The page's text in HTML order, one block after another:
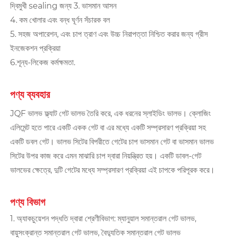
দ্বিমুখী sealing জন্য 3. ভাসমান আসন
4. কম খোলার এবং বন্ধ ঘূর্ণন সঁচারক বল
5. সহজ অপারেশন, এবং চাপ ত্রাণ এবং উচ্চ নিরাপত্তা নিশ্চিত করার জন্য গ্রীস
ইনজেকশন প্রক্রিয়া
6.শূন্য-লিকেজ কর্মক্ষমতা.
পণ্য ব্যবহার
JQF ভালভ ফ্ল্যাট গেট ভালভ তৈরি করে, এক ধরনের স্লাইডিং ভালভ। ক্লোজিং
এলিমেন্ট হতে পারে একটি একক গেট বা এর মধ্যে একটি সম্প্রসারণ প্রক্রিয়া সহ
একটি ডবল গেট। ভালভ সিটের বিপরীতে গেটের চাপ ভাসমান গেট বা ভাসমান ভালভ
সিটের উপর কাজ করে এমন মাঝারি চাপ দ্বারা নিয়ন্ত্রিত হয়। একটি ডাবল-গেট
ভালভের ক্ষেত্রে, দুটি গেটের মধ্যে সম্প্রসারণ প্রক্রিয়া এই চাপকে পরিপূরক করে।
পণ্য বিভাগ
1. অ্যাকচুয়েশন পদ্ধতি দ্বারা শ্রেণীবিভাগ: ম্যানুয়াল সমান্তরাল গেট ভালভ,
বায়ুসংক্রান্ত সমান্তরাল গেট ভালভ, বৈদ্যুতিক সমান্তরাল গেট ভালভ